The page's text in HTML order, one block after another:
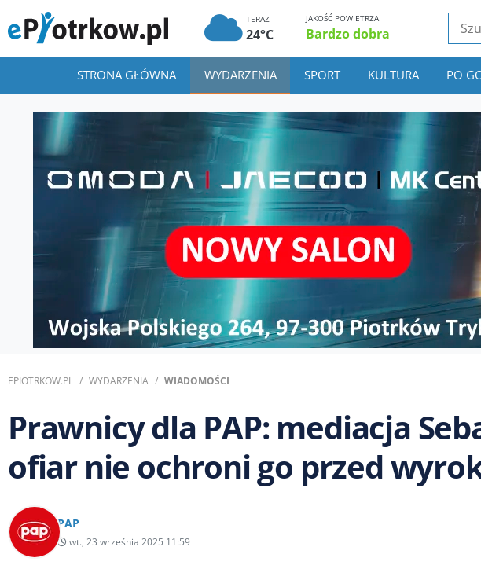
TERAZ
24°C
JAKOŚĆ POWIETRZA
Bardzo dobra
STRONA GŁÓWNA WYDARZENIA SPORT KULTURA PO
EPIOTRKOW.PL WYDARZENIA WIADOMOŚCI
Prawnicy dla PAP: mediacja
ofiar nie ochroni go przed
PAP
wt., 23 września 2025 11:59